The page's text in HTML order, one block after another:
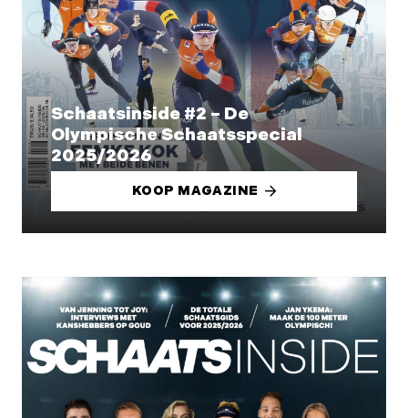
Schaatsinside #2 – De
Olympische Schaatsspecial
2025/2026
KOOP MAGAZINE